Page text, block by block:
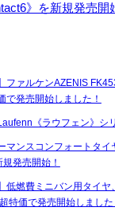
》を新規発売開
ファルケンAZENIS
で発売開始しました！
《ラウフェン》シ
マンスコンフォートタ
発売開始！
低燃費ミニバン用タイ
特価で発売開始しました